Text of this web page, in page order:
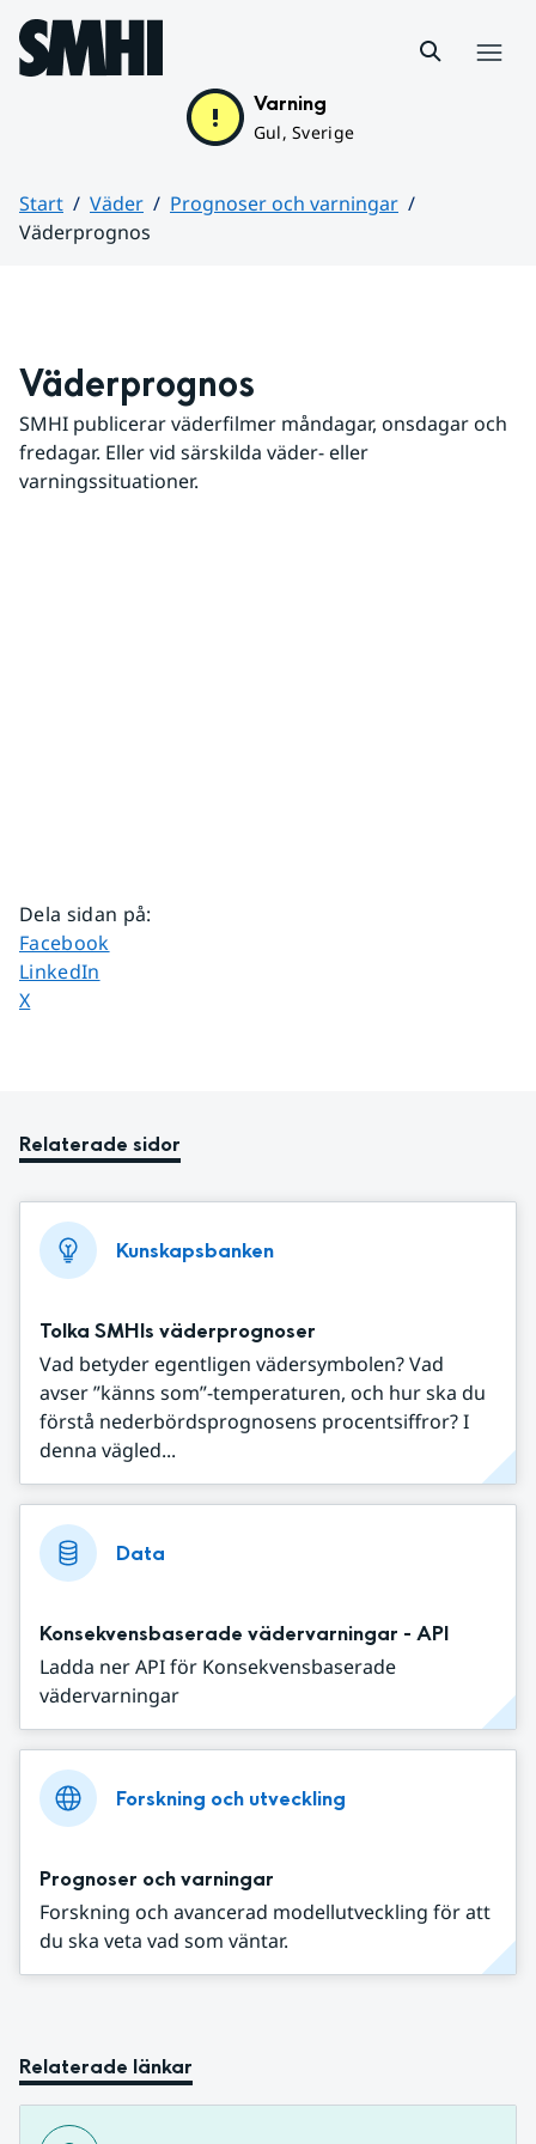
Hoppa till sidans innehåll
Varning
Gul, Sverige
Start Väder
Prognoser och varningar
Väderprognos
Väderprognos
SMHI publicerar väderfilmer måndagar, onsdagar och
fredagar. Eller vid särskilda väder- eller
varningssituationer.
Dela sidan på:
Dela sidan på
Facebook
Dela sidan på
LinkedIn
Dela sidan på
X
Relaterade sidor
Kunskapsbanken
Tolka SMHIs väderprognoser
Vad betyder egentligen vädersymbolen? Vad
avser ”känns som”-temperaturen, och hur ska du
förstå nederbördsprognosens procentsiffror? I
denna vägled...
Data
Konsekvensbaserade vädervarningar - API
Ladda ner API för Konsekvensbaserade
vädervarningar
Forskning och utveckling
Prognoser och varningar
Forskning och avancerad modellutveckling för att
du ska veta vad som väntar.
Relaterade länkar